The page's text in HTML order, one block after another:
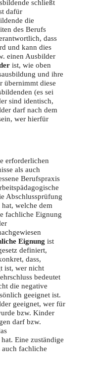
schließt
dafür
die
des Berufs
dass
und kann dies
einen Ausbilder
ist, wie oben
und ihre
übernimmt diese
(es sei
sind identisch,
darf nach dem
wer hierfür
erforderlichen
als auch
Berufspraxis
Abschlussprüfung
welche dem
fachliche Eignung
Eignung ist
definiert,
dass,
ist, wer nicht
bedeutet
die negative
geeignet ist.
geeignet, wer für
bzw. Kinder
darf bzw.
Eine zuständige
auch fachliche